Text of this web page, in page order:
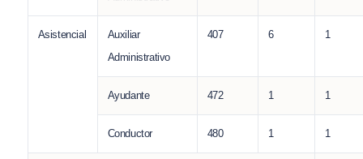
Asistencial
Auxiliar
Administrativo
407 6 1
Ayudante 472 1 1
Conductor 480 1 1